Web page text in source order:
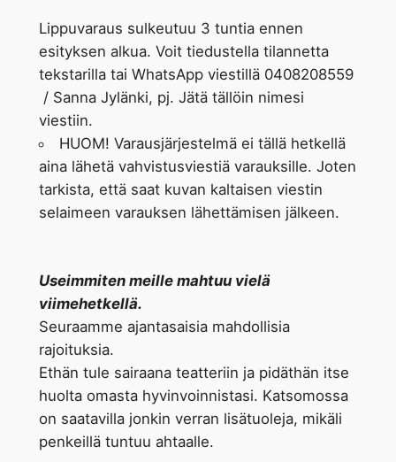
Lippuvaraus sulkeutuu 3 tuntia ennen
esityksen alkua. Voit tiedustella tilannetta
tekstarilla tai WhatsApp viestillä 0408208559
/ Sanna Jylänki, pj. Jätä tällöin nimesi
viestiin.
HUOM! Varausjärjestelmä ei tällä hetkellä
aina lähetä vahvistusviestiä varauksille. Joten
tarkista, että saat kuvan kaltaisen viestin
selaimeen varauksen lähettämisen jälkeen.
Useimmiten meille mahtuu vielä
viimehetkellä.
Seuraamme ajantasaisia mahdollisia
rajoituksia.
Ethän tule sairaana teatteriin ja pidäthän itse
huolta omasta hyvinvoinnistasi. Katsomossa
on saatavilla jonkin verran lisätuoleja, mikäli
penkeillä tuntuu ahtaalle.